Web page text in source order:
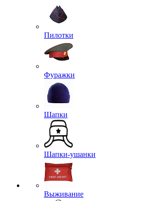
Пилотки
Фуражки
Шапки
Шапки-ушанки
Выживание